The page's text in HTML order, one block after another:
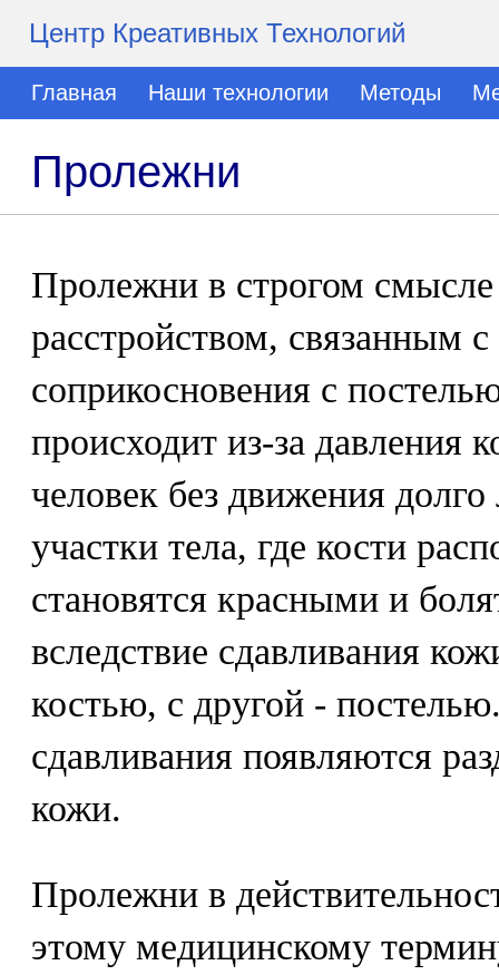
Центр Креативных Технологий
Главная Наши технологии Методы
Пролежни
Пролежни в строгом смысле
расстройством, связанным
соприкосновения с
происходит из-за давления
человек без движения
участки тела, где кости
становятся красными и
вследствие сдавливания
костью, с другой -
сдавливания появляются
кожи.
Пролежни в
этому медицинскому